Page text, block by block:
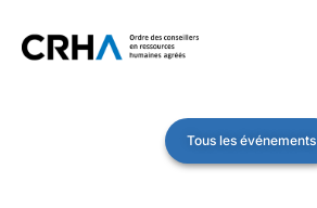
Tous les événements